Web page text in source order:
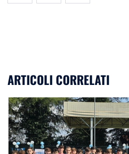
ARTICOLI CORRELATI